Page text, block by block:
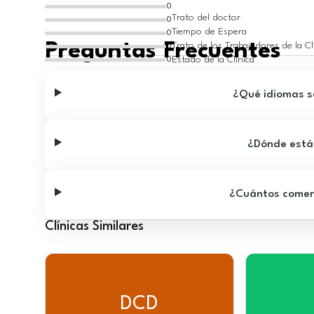
0
0
0
0
0
Trato del doctor
Tiempo de Espera
Trato de los Trabajadores de la
Estado de la Clínica
Preguntas Frecuentes
¿Qué idiomas
¿Dónde
¿Cuántos
Clínicas Similares
DCD